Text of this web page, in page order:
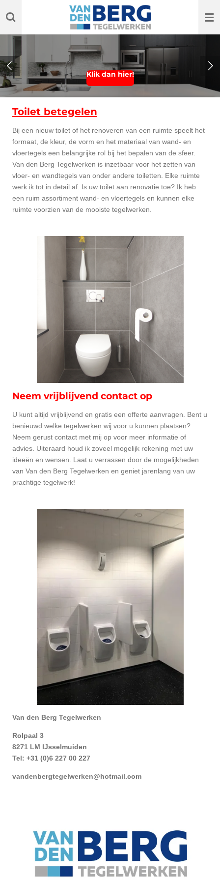
direct
hoofdinhoud
Klik dan hier!
Toilet betegelen
Bij een nieuw toilet of het renoveren van een ruimte speelt het
formaat, de kleur, de vorm en het materiaal van wand- en
vloertegels een belangrijke rol bij het bepalen van de sfeer.
Van den Berg Tegelwerken is inzetbaar voor het zetten van
vloer- en wandtegels van onder andere toiletten. Elke ruimte
werk ik tot in detail af. Is uw toilet aan renovatie toe? Ik heb
een ruim assortiment wand- en vloertegels en kunnen elke
ruimte voorzien van de mooiste tegelwerken.
Neem vrijblijvend contact op
U kunt altijd vrijblijvend en gratis een offerte aanvragen. Bent u
benieuwd welke tegelwerken wij voor u kunnen plaatsen?
Neem gerust contact met mij op voor meer informatie of
advies. Uiteraard houd ik zoveel mogelijk rekening met uw
ideeën en wensen. Laat u verrassen door de mogelijkheden
van Van den Berg Tegelwerken en geniet jarenlang van uw
prachtige tegelwerk!
Van den Berg Tegelwerken
Rolpaal 3
8271 LM IJsselmuiden
Tel: +31 (0)6 227 00 227
vandenbergtegelwerken@hotmail.com